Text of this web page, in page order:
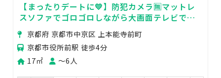
【まったりデートに💛】防犯カメラ🈚️マットレ
スソファでゴロゴロしながら大画面テレビで映
画◎タコパ・鍋パも👍京都市役所横で観光拠点
にも🚶‍♂️
京都府 京都市中京区 上本能寺前町
京都市役所前駅 徒歩4分
17㎡
〜6人